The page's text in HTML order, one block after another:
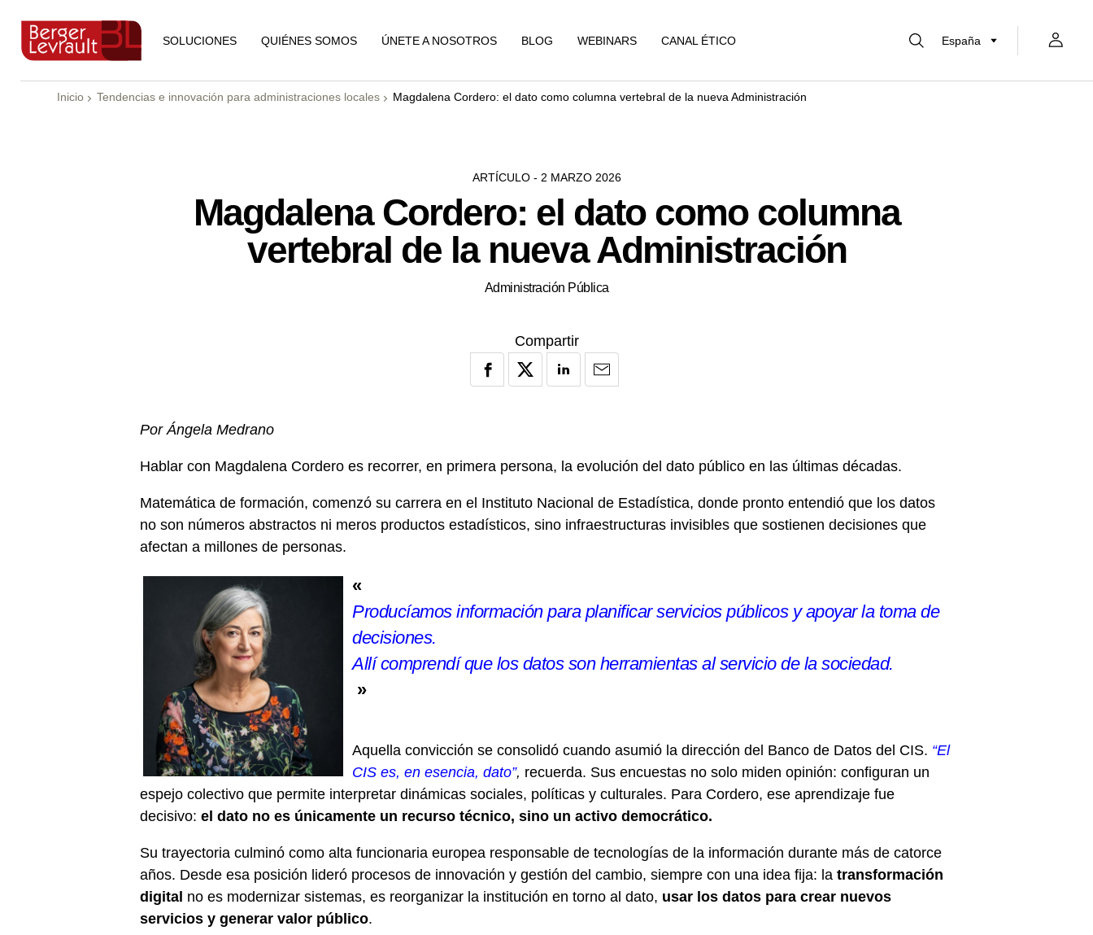
SOLUCIONES QUIÉNES SOMOS ÚNETE A NOSOTROS BLOG WEBINARS CANAL ÉTICO España
Inicio Tendencias e innovación para administraciones locales Magdalena Cordero: el dato como columna vertebral de la nueva Administración
ARTÍCULO - 2 MARZO 2026
Magdalena Cordero: el dato como columna
vertebral de la nueva Administración
Administración Pública
Compartir
Por Ángela Medrano
Hablar con Magdalena Cordero es recorrer, en primera persona, la evolución del dato público en las últimas décadas.
Matemática de formación, comenzó su carrera en el Instituto Nacional de Estadística, donde pronto entendió que los datos
no son números abstractos ni meros productos estadísticos, sino infraestructuras invisibles que sostienen decisiones que
afectan a millones de personas.
Producíamos información para planificar servicios públicos y apoyar la toma de
decisiones.
Allí comprendí que los datos son herramientas al servicio de la sociedad.
Aquella convicción se consolidó cuando asumió la dirección del Banco de Datos del CIS. “El
CIS es, en esencia, dato”, recuerda. Sus encuestas no solo miden opinión: configuran un
espejo colectivo que permite interpretar dinámicas sociales, políticas y culturales. Para Cordero, ese aprendizaje fue
decisivo: el dato no es únicamente un recurso técnico, sino un activo democrático.
Su trayectoria culminó como alta funcionaria europea responsable de tecnologías de la información durante más de catorce
años. Desde esa posición lideró procesos de innovación y gestión del cambio, siempre con una idea fija: la transformación
digital no es modernizar sistemas, es reorganizar la institución en torno al dato, usar los datos para crear nuevos
servicios y generar valor público.